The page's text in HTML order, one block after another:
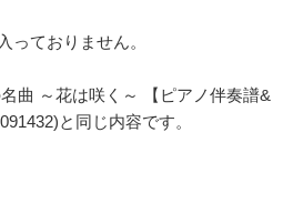
っておりません。
曲 ～花は咲く～ 【ピアノ伴奏譜&
と同じ内容です。